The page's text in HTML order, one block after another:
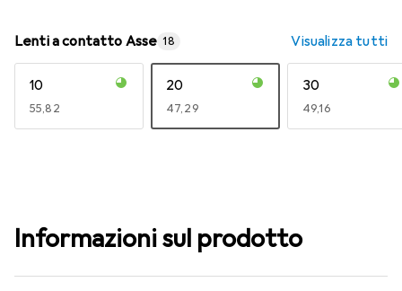
Lenti a contatto Asse 18 Visualizza tutti
10
EUR
55,82
20
EUR
47,29
30
EUR
49,16
Informazioni sul prodotto